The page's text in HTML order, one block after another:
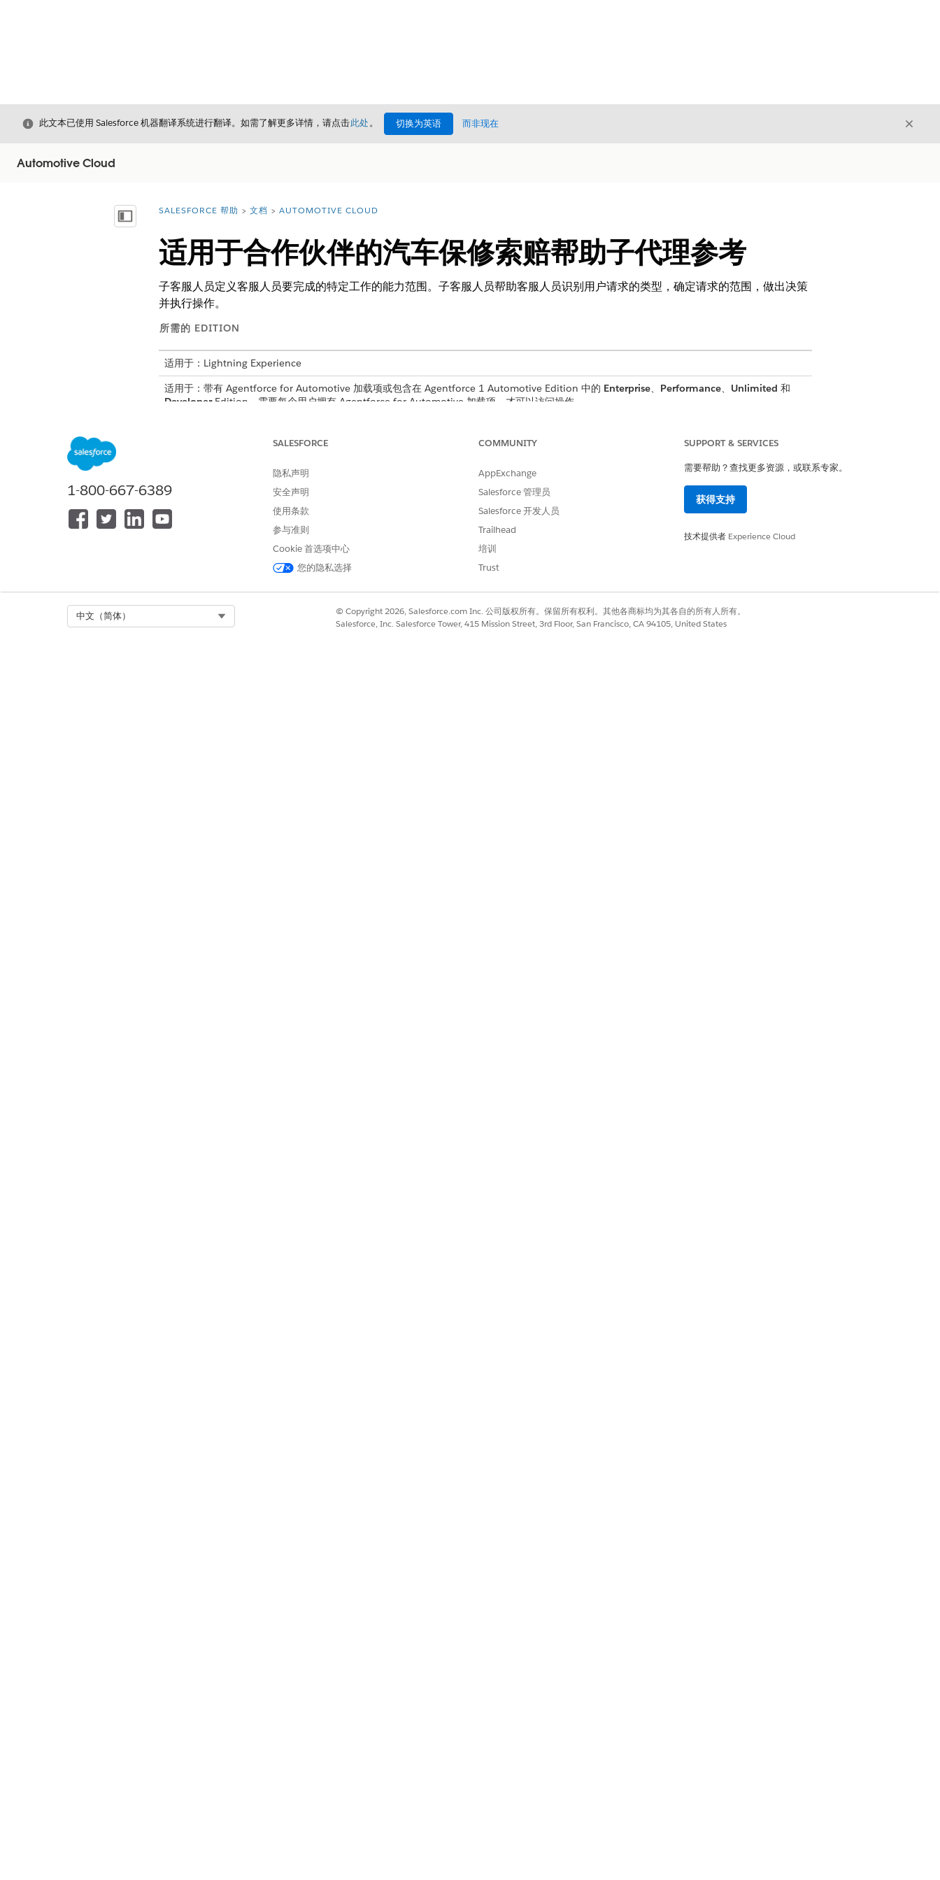
关闭
此文本已使用 Salesforce 机器翻译系统进行翻译。如需了解更多详情，请点击此处。 切换为英语 而非现在 关闭
Automotive Cloud
显示目录 您在此处：
SALESFORCE 帮助 文档 AUTOMOTIVE CLOUD
适用于合作伙伴的汽车保修索赔帮助子代理参考
子客服人员定义客服人员要完成的特定工作的能力范围。子客服人员帮助客服人员识别用户请求的类型，确定请求的范围，做出决策
并执行操作。
所需的 EDITION
适用于：Lightning Experience
适用于：带有 Agentforce for Automotive 加载项或包含在 Agentforce 1 Automotive Edition 中的 Enterprise、 Performance、 Unlimited 和
DeveloperEdition。需要每个用户拥有 Agentforce for Automotive 加载项，才可以访问操作。
客户或合作伙伴可以从 Experience Cloud 站点使用汽车保修索赔管理子代理来汇总提交的保修索赔，检查他们的索赔状态，并验证他们的车辆、资
本文章是否解决您的问题？
请与我们共享您的想法，以便我们进行改进！
是 否
1-800-667-6389
SALESFORCE
隐私声明
安全声明
使用条款
参与准则
Cookie 首选项中心
您的隐私选择
COMMUNITY
AppExchange
Salesforce 管理员
Salesforce 开发人员
Trailhead
培训
Trust
SUPPORT & SERVICES
需要帮助？查找更多资源，或联系专家。
获得支持
技术提供者 Experience Cloud
中文（简体）
© Copyright 2026, Salesforce.com Inc. 公司版权所有。保留所有权利。其他各商标均为其各自的所有人所有。
Salesforce, Inc. Salesforce Tower, 415 Mission Street, 3rd Floor, San Francisco, CA 94105, United States